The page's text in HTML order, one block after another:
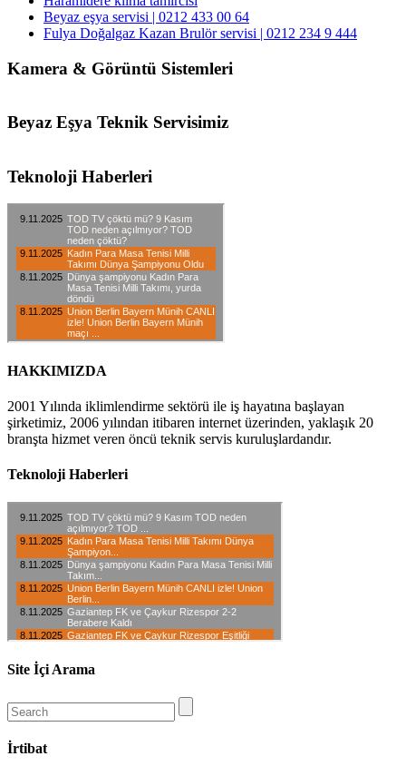
Beyaz eşya servisi | 0212 433 00 64
Fulya Doğalgaz Kazan Brulör servisi | 0212 234 9 444
Kamera & Görüntü Sistemleri
Beyaz Eşya Teknik Servisimiz
Teknoloji Haberleri
HAKKIMIZDA
2001 Yılında iklimlendirme sektörü ile iş hayatına başlayan
şirketimiz, 2006 yılından itibaren internet üzerinden, yaklaşık 20
branşta hizmet veren öncü teknik servis kuruluşlardandır.
Teknoloji Haberleri
Site İçi Arama
İrtibat